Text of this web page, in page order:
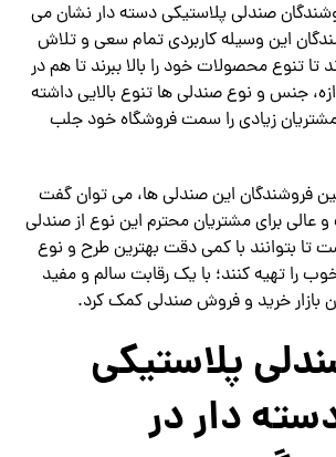
صندلی پلاستیکی دسته دار نشان می
این وسیله کاربردی تمام سعی و تلاش
تا تنوع محصولات خود را بالا ببرند تا هم در
جنس و نوع صندلی ها تنوع بالایی داشته
مشتریان زیادی را سمت فروشگاه خود جلب
بین فروشندگان این صندلی ها، می توان گفت
عالی برای مشتریان محترم این نوع از صندلی
تا بتوانند با کمی دقت بهترین طرح و نوع
را تهیه کنند؛ با یک رقابت سالم و مفید
بازار خرید و فروش صندلی کمک کرد.
پلاستیکی
دار در